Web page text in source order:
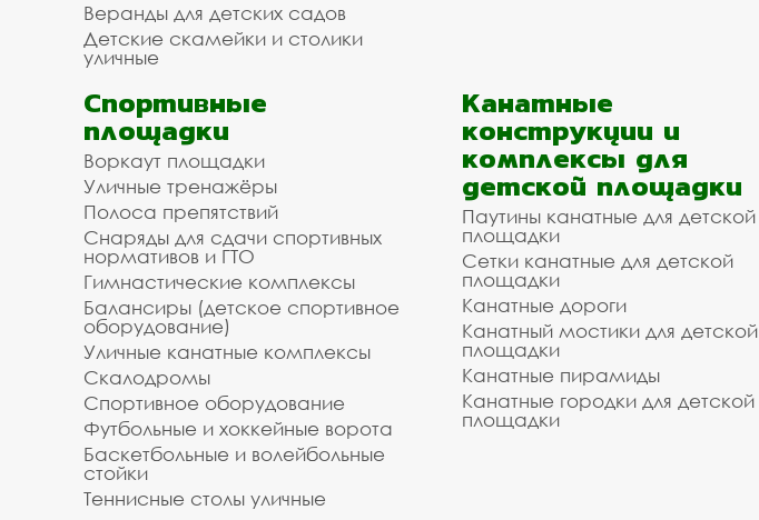
Веранды для детских садов
Детские скамейки и столики
уличные
Спортивные
площадки
Воркаут площадки
Уличные тренажёры
Полоса препятствий
Снаряды для сдачи спортивных
нормативов и ГТО
Гимнастические комплексы
Балансиры (детское спортивное
оборудование)
Уличные канатные комплексы
Скалодромы
Спортивное оборудование
Футбольные и хоккейные ворота
Баскетбольные и волейбольные
стойки
Теннисные столы уличные
Канатные
конструкции и
комплексы для
детской площадки
Паутины канатные для детской
площадки
Сетки канатные для детской
площадки
Канатные дороги
Канатный мостики для детской
площадки
Канатные пирамиды
Канатные городки для детской
площадки